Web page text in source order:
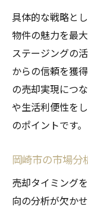
具体的な戦略と
物件の魅力を最
ステージングの
からの信頼を獲
の売却実現につ
や生活利便性を
のポイントです。
岡崎市の市場分
売却タイミング
向の分析が欠か